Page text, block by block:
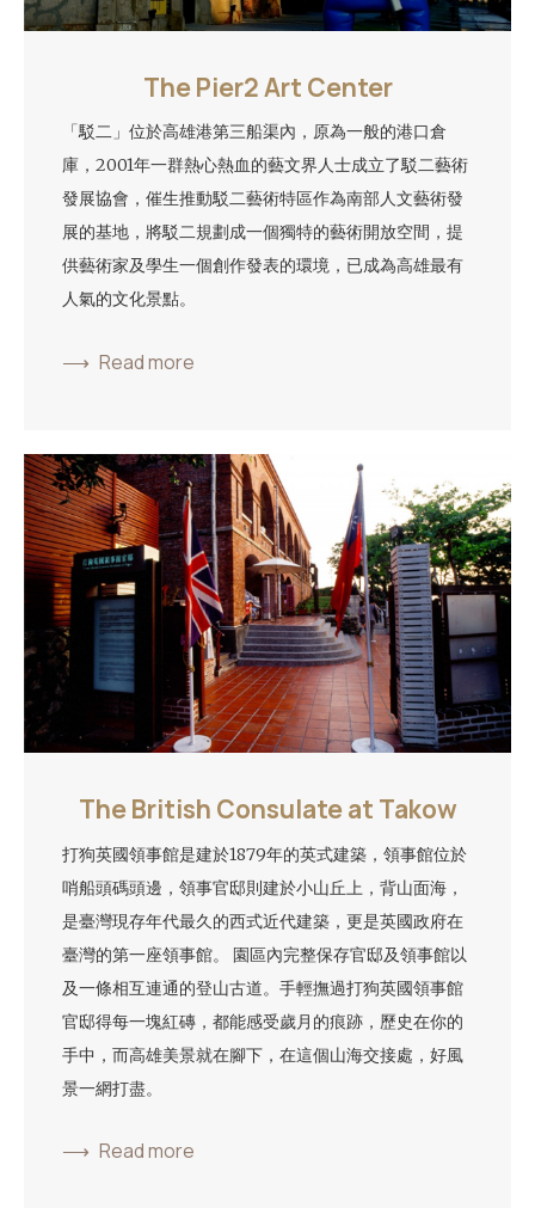
The Pier2 Art Center
「駁二」位於高雄港第三船渠內，原為一般的港口倉
庫，2001年一群熱心熱血的藝文界人士成立了駁二藝術
發展協會，催生推動駁二藝術特區作為南部人文藝術發
展的基地，將駁二規劃成一個獨特的藝術開放空間，提
供藝術家及學生一個創作發表的環境，已成為高雄最有
人氣的文化景點。
Read more
The British Consulate at Takow
打狗英國領事館是建於1879年的英式建築，領事館位於
哨船頭碼頭邊，領事官邸則建於小山丘上，背山面海，
是臺灣現存年代最久的西式近代建築，更是英國政府在
臺灣的第一座領事館。 園區內完整保存官邸及領事館以
及一條相互連通的登山古道。手輕撫過打狗英國領事館
官邸得每一塊紅磚，都能感受歲月的痕跡，歷史在你的
手中，而高雄美景就在腳下，在這個山海交接處，好風
景一網打盡。
Read more